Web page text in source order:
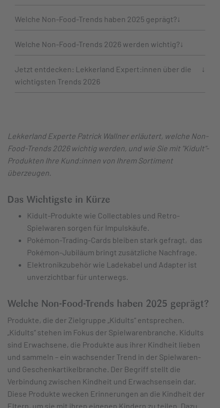
Welche Non-Food-Trends haben 2025 geprägt?
Welche Non-Food-Trends 2026 werden wichtig?
Jetzt entdecken: Lekkerland Expert:innen über die
wichtigsten Trends 2026
Lekkerland Experte Patrick Wallner erläutert, welche Non-
Food-Trends 2026 wichtig werden, und wie Sie mit "Kidult"-
Produkten Ihre Kund:innen von Ihrem Sortiment
überzeugen.
Das Wichtigste in Kürze
Kidult-Produkte wie Collectables und Retro-
Spielwaren sorgen für Impulskäufe.
Pokémon-Trading-Cards bleiben stark gefragt, das
Pokémon-Jubiläum bringt zusätzliche Nachfrage.
Elektronikzubehör wie Ladekabel und Adapter ist
unverzichtbar für unterwegs.
Welche Non-Food-Trends haben 2025 geprägt?
Produkte, die der Zielgruppe „Kidults“ entsprechen.
„Kidults“ stehen im Fokus der Spielwarenbranche. Kidults
sind Erwachsene, die Produkte aus ihrer Kindheit lieben
und sammeln – ein wachsender Trend in der Spielwaren-
und Geschenkartikelbranche. Der Begriff stellt die
Verbindung zwischen Kindheit und Erwachsensein dar.
Diese Produkte wecken Erinnerungen an die Kindheit der
Eltern, um sie mit ihren eigenen Kindern zu teilen. Dazu